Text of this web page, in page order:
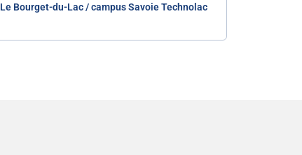
Le Bourget-du-Lac / campus Savoie Technolac